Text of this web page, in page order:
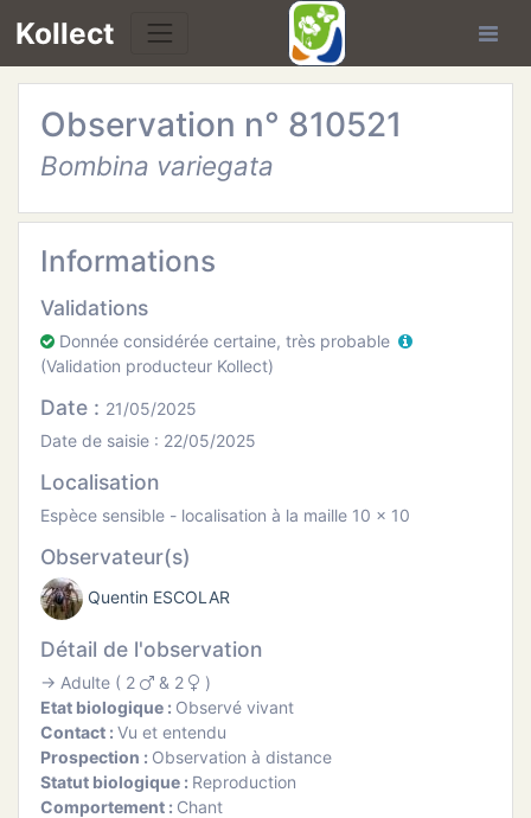
Kollect
Observation n° 810521
Bombina variegata
Informations
Validations
Donnée considérée certaine, très probable
(Validation producteur Kollect)
Date : 21/05/2025
Date de saisie : 22/05/2025
Localisation
Espèce sensible - localisation à la maille 10 x 10
Observateur(s)
Quentin ESCOLAR
Détail de l'observation
→ Adulte ( 2 & 2
)
Etat biologique : Observé vivant
Contact : Vu et entendu
Prospection : Observation à distance
Statut biologique : Reproduction
Comportement : Chant